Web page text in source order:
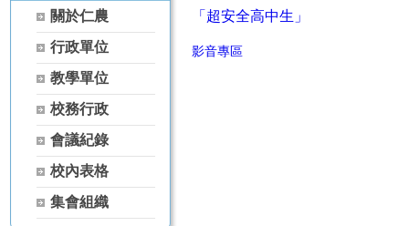
【115學年度升學榜單】恭喜 園藝科 蔡子怡【繁星】錄取 國立屏
【115學年度升學榜單】恭喜 家政科 黃芊蓓【繁星】錄取 國立屏
【115學年度升學榜單】恭喜 農場經營科 林彥丞【繁星】錄取 國
【115學年度升學榜單】恭喜 空間測繪科 楊景翔【繁星】錄取 國
【115學年度升學榜單】恭喜 森林科 谷雋瑋【繁星】錄取 弘光科
【115學年度升學榜單】恭喜 茶葉技術科 黃冠宇【繁星】錄取 宏
【115學年度升學榜單】恭喜 家政科 古羽涵【獨招】錄取 國立體
【115學年度升學榜單】恭喜 農經科 吳秉原【獨招】錄取 國立屏
【115學年度升學榜單】恭喜 農經科 林宏睿【獨招】錄取 國立暨
【115學年度升學榜單】恭喜 家政科 古羽涵【獨招】錄取 國立暨
【115學年度升學榜單】恭喜 家政科 黃芊蓓【獨招】錄取 國立暨
關於仁農
行政單位
教學單位
校務行政
會議紀錄
校內表格
集會組織
「超安全高中生」
影音專區